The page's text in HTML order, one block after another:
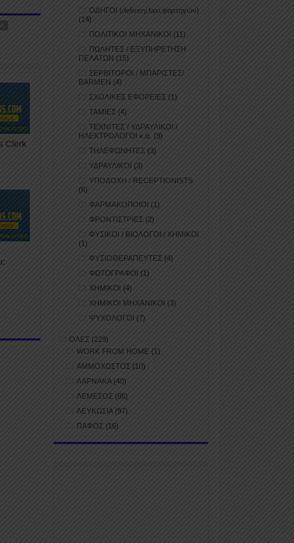
Clerk
ΟΔΗΓΟΙ (delivery,taxi,φορτηγών)
(14)
ΠΟΛΙΤΙΚΟΙ ΜΗΧΑΝΙΚΟΙ (11)
ΠΩΛΗΤΕΣ / ΕΞΥΠΗΡΕΤΗΣΗ
ΠΕΛΑΤΩΝ (15)
ΣΕΡΒΙΤΟΡΟΙ / ΜΠΑΡΙΣΤΕΣ/
BARMEN (4)
ΣΧΟΛΙΚΕΣ ΕΦΟΡΕΙΕΣ (1)
ΤΑΜΙΕΣ (4)
ΤΕΧΝΙΤΕΣ / ΥΔΡΑΥΛΙΚΟΙ /
ΗΛΕΚΤΡΟΛΟΓΟΙ κ.ά. (9)
ΤΗΛΕΦΩΝΗΤΕΣ (3)
ΥΔΡΑΥΛΙΚΟΙ (3)
ΥΠΟΔΟΧΗ / RECEPTIONISTS
(6)
ΦΑΡΜΑΚΟΠΟΙΟΙ (1)
ΦΡΟΝΤΙΣΤΡΙΕΣ (2)
ΦΥΣΙΚΟΙ / ΒΙΟΛΟΓΟΙ / ΧΗΜΙΚΟΙ
(1)
ΦΥΣΙΟΘΕΡΑΠΕΥΤΕΣ (4)
ΦΩΤΟΓΡΑΦΟΙ (1)
ΧΗΜΙΚΟΙ (4)
ΧΗΜΙΚΟΙ ΜΗΧΑΝΙΚΟΙ (3)
ΨΥΧΟΛΟΓΟΙ (7)
ΟΛΕΣ (229)
WORK FROM HOME (1)
ΑΜΜΟΧΩΣΤΟΣ (10)
ΛΑΡΝΑΚΑ (40)
ΛΕΜΕΣΟΣ (86)
ΛΕΥΚΩΣΙΑ(97)
ΠΑΦΟΣ (16)